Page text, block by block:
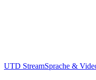
UTD StreamSprache &